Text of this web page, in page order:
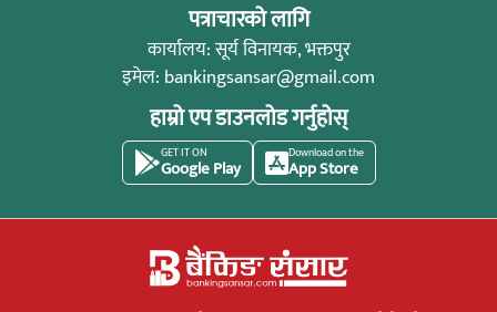
पत्राचारको लागि
कार्यालय: सूर्य विनायक, भक्तपुर
इमेल: bankingsansar@gmail.com
हाम्रो एप डाउनलोड गर्नुहोस्
GET IT ON
Google Play
Download on the
App Store